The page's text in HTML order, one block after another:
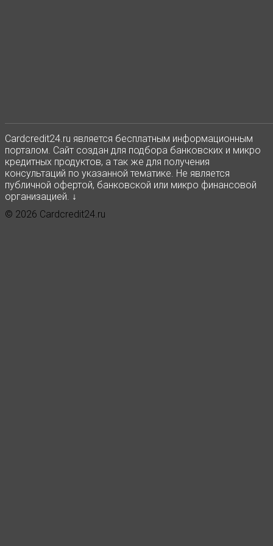
Сardcredit24.ru является бесплатным информационным
порталом. Сайт создан для подбора банковских и микро
кредитных продуктов, а так же для получения
консультаций по указанной тематике. Не является
публичной офертой, банковской или микро финансовой
организацией. ↓
© 2026 Cardcredit24.ru